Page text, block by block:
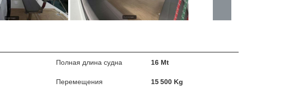
Полная длина судна 16 Mt
Перемещения 15 500 Kg